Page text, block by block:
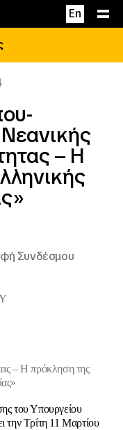
En
– Η
Συνδέσμου
– Η πρόκληση της
του Υπουργείου
την Τρίτη 11 Μαρτίου